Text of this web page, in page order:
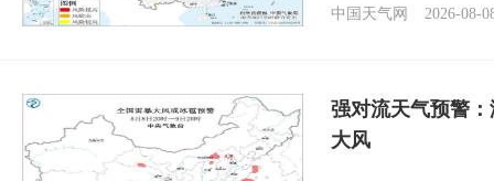
中国天气网 2026-08-
强对流天气预警
大风